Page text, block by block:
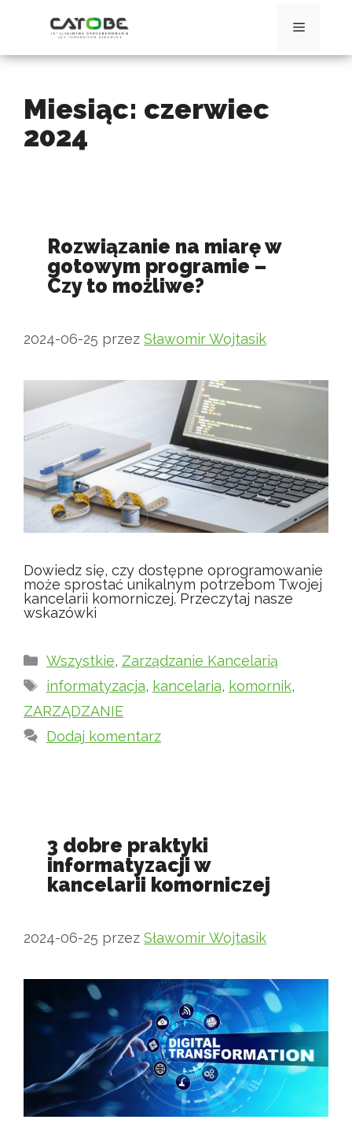
Menu
Miesiąc: czerwiec
2024
Rozwiązanie na miarę w
gotowym programie –
Czy to możliwe?
2024-06-25 przez Sławomir Wojtasik
Dowiedz się, czy dostępne oprogramowanie
może sprostać unikalnym potrzebom Twojej
kancelarii komorniczej. Przeczytaj nasze
wskazówki
Kategorie
Wszystkie, Zarządzanie Kancelarią
Tagi
informatyzacja, kancelaria, komornik,
ZARZĄDZANIE
Dodaj komentarz
3 dobre praktyki
informatyzacji w
kancelarii komorniczej
2024-06-25 przez Sławomir Wojtasik